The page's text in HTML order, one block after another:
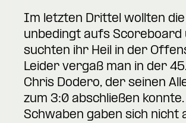
Im letzten Drittel wollten
unbedingt aufs Scoreboard
suchten ihr Heil in der
Leider vergaß man in der
Chris Dodero, der seinen
zum 3:0 abschließen konnte.
Schwaben gaben sich nicht